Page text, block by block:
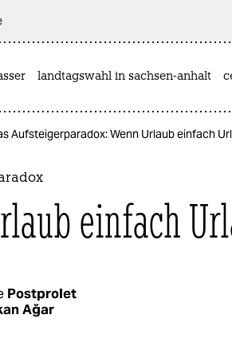
landtagswahl in sachsen-anhalt
Aufsteigerparadox: Wenn Urlaub einfach
einfach
Postprolet
Ağar